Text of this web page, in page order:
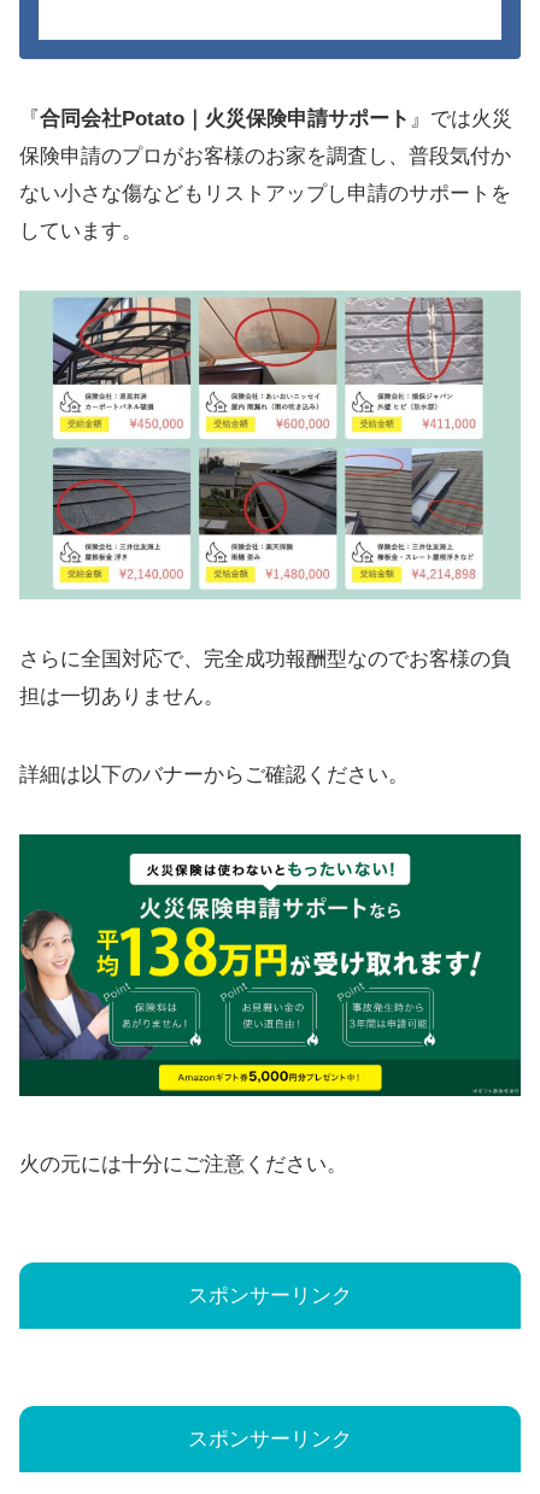
『 合同会社Potato｜火災保険申請サポート 』では火災
保険申請のプロがお客様のお家を調査し、普段気付か
ない小さな傷などもリストアップし申請のサポートを
しています。
さらに全国対応で、完全成功報酬型なのでお客様の負
担は一切ありません。
詳細は以下のバナーからご確認ください。
火の元には十分にご注意ください。
スポンサーリンク
スポンサーリンク